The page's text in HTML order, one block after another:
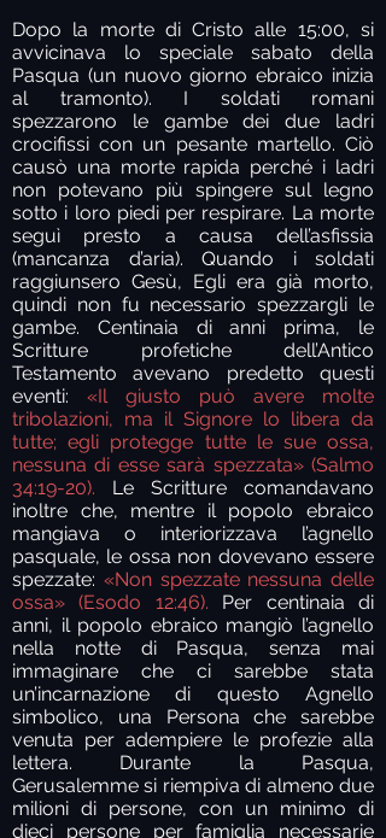
Dopo la morte di Cristo alle 15:00, si
avvicinava lo speciale sabato della
Pasqua (un nuovo giorno ebraico inizia
al tramonto). I soldati romani
spezzarono le gambe dei due ladri
crocifissi con un pesante martello. Ciò
causò una morte rapida perché i ladri
non potevano più spingere sul legno
sotto i loro piedi per respirare. La morte
seguì presto a causa dell’asfissia
(mancanza d’aria). Quando i soldati
raggiunsero Gesù, Egli era già morto,
quindi non fu necessario spezzargli le
gambe. Centinaia di anni prima, le
Scritture profetiche dell’Antico
Testamento avevano predetto questi
eventi: «Il giusto può avere molte
tribolazioni, ma il Signore lo libera da
tutte; egli protegge tutte le sue ossa,
nessuna di esse sarà spezzata» (Salmo
34:19-20). Le Scritture comandavano
inoltre che, mentre il popolo ebraico
mangiava o interiorizzava l’agnello
pasquale, le ossa non dovevano essere
spezzate: «Non spezzate nessuna delle
ossa» (Esodo 12:46). Per centinaia di
anni, il popolo ebraico mangiò l’agnello
nella notte di Pasqua, senza mai
immaginare che ci sarebbe stata
un’incarnazione di questo Agnello
simbolico, una Persona che sarebbe
venuta per adempiere le profezie alla
lettera. Durante la Pasqua,
Gerusalemme si riempiva di almeno due
milioni di persone, con un minimo di
dieci persone per famiglia necessarie